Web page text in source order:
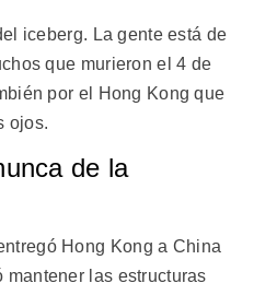
iceberg. La gente está de
que murieron el 4 de
por el Hong Kong que
ojos.
de la
Hong Kong a China
las estructuras